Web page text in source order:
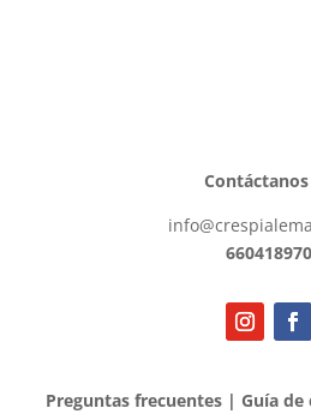
660418970
Preguntas frecuentes | Guía